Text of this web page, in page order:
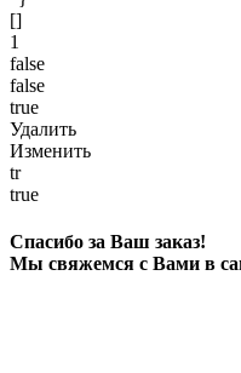
[]
1
false
false
true
Удалить
Изменить
tr
true
Спасибо за Ваш заказ!
Мы свяжемся с Вами в